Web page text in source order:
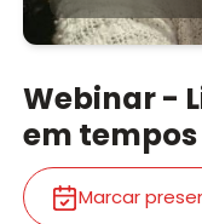
Webinar -
em
Marcar